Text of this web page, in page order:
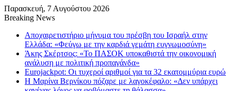
Παρασκευή, 7 Αυγούστου 2026
Breaking News
Αποχαιρετιστήριο μήνυμα του πρέσβη του Ισραήλ στην
Ελλάδα: «Φεύγω με την καρδιά γεμάτη ευγνωμοσύνη»
Άκης Σκέρτσος: «Το ΠΑΣΟΚ υποκαθιστά την οικονομική
ανάλυση με πολιτική προπαγάνδα»
Eurojackpot: Οι τυχεροί αριθμοί για τα 32 εκατoμμύρια ευρώ
Η Μαρίνα Βερνίκου πόζαρε με λαγοκέφαλο: «Δεν υπάρχει